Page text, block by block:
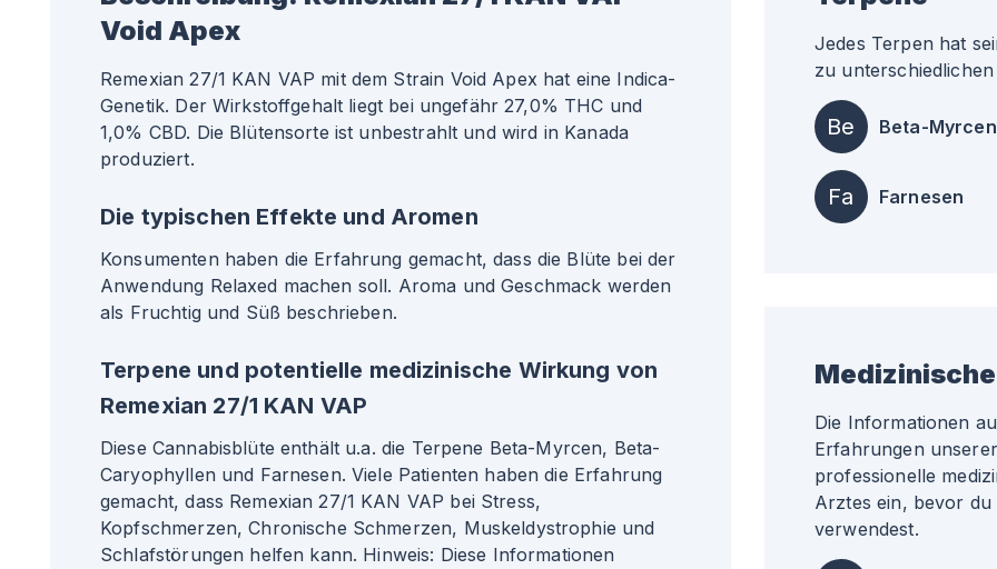
Void Apex
Remexian 27/1 KAN VAP mit dem Strain Void Apex hat eine Indica-
Genetik. Der Wirkstoffgehalt liegt bei ungefähr 27,0% THC und
1,0% CBD. Die Blütensorte ist unbestrahlt und wird in Kanada
produziert.
Die typischen Effekte und Aromen
Konsumenten haben die Erfahrung gemacht, dass die Blüte bei der
Anwendung Relaxed machen soll. Aroma und Geschmack werden
als Fruchtig und Süß beschrieben.
Terpene und potentielle medizinische Wirkung von
Remexian 27/1 KAN VAP
Diese Cannabisblüte enthält u.a. die Terpene Beta-Myrcen, Beta-
Caryophyllen und Farnesen. Viele Patienten haben die Erfahrung
gemacht, dass Remexian 27/1 KAN VAP bei Stress,
Kopfschmerzen, Chronische Schmerzen, Muskeldystrophie und
Schlafstörungen helfen kann. Hinweis: Diese Informationen
Jedes Terpen hat
zu
Be Beta-Myrcen
Fa Farnesen
Die Informationen
Erfahrungen
professionelle
Arztes ein, bevor
verwendest.